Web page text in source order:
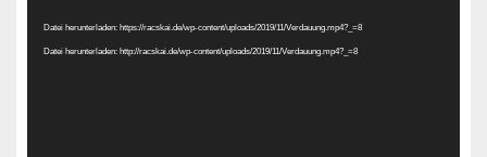
Datei herunterladen: https://racskai.de/wp-content/uploads/2019/11/Verdauung.mp4?_=8
Datei herunterladen: http://racskai.de/wp-content/uploads/2019/11/Verdauung.mp4?_=8